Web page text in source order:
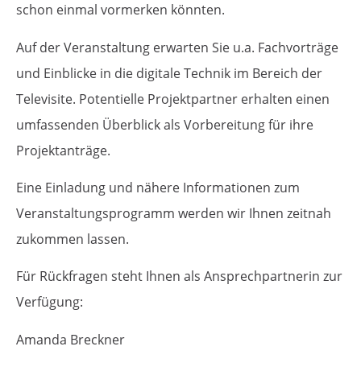
schon einmal vormerken könnten.
Auf der Veranstaltung erwarten Sie u.a. Fachvorträge
und Einblicke in die digitale Technik im Bereich der
Televisite. Potentielle Projektpartner erhalten einen
umfassenden Überblick als Vorbereitung für ihre
Projektanträge.
Eine Einladung und nähere Informationen zum
Veranstaltungsprogramm werden wir Ihnen zeitnah
zukommen lassen.
Für Rückfragen steht Ihnen als Ansprechpartnerin zur
Verfügung:
Amanda Breckner